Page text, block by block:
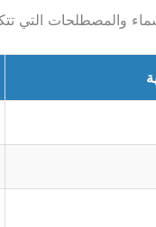
والمصطلحات التي